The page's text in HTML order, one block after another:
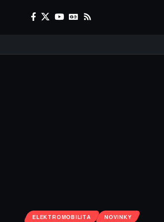
ELEKTROMOBILITA NOVINKY